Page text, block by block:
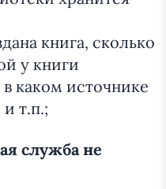
книга, сколько
у книги
каком источнике
и т.п.;
служба не